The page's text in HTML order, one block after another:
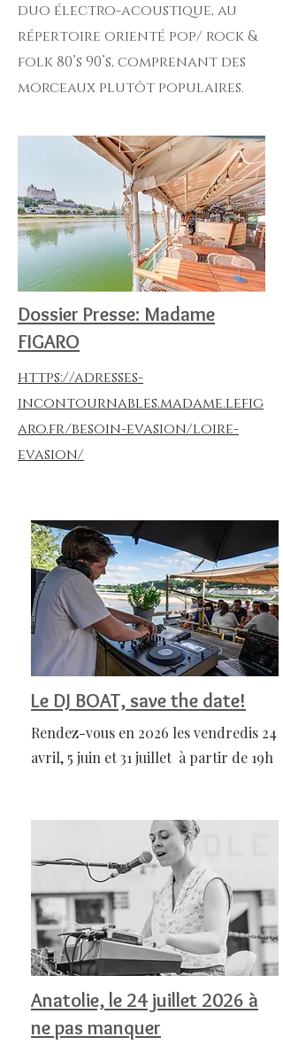
duo électro-acoustique, au
répertoire orienté pop/ rock &
folk 80’s 90’s, comprenant des
morceaux plutôt populaires.
Dossier Presse: Madame
FIGARO
https://adresses-
incontournables.madame.lefig
aro.fr/besoin-evasion/loire-
evasion/
Le DJ BOAT, save the date!
Rendez-vous en 2026 les vendredis 24
avril, 5 juin et 31 juillet à partir de 19h
Anatolie, le 24 juillet 2026 à
ne pas manquer